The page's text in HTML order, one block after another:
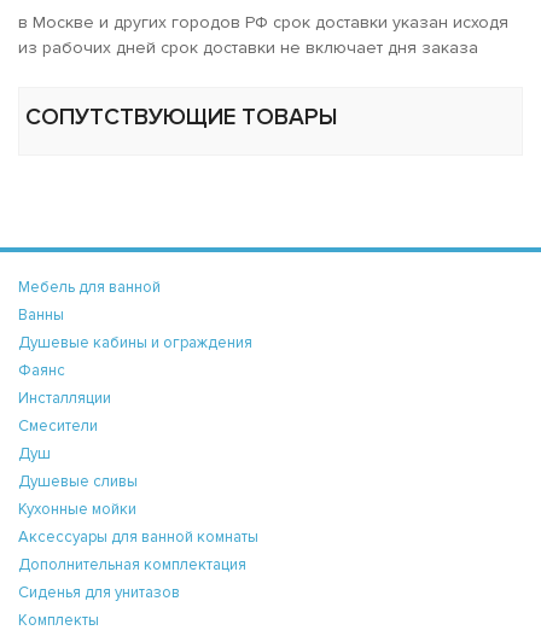
в Москве и других городов РФ срок доставки указан исходя
из рабочих дней срок доставки не включает дня заказа
СОПУТСТВУЮЩИЕ ТОВАРЫ
Мебель для ванной
Ванны
Душевые кабины и ограждения
Фаянс
Инсталляции
Смесители
Душ
Душевые сливы
Кухонные мойки
Аксессуары для ванной комнаты
Дополнительная комплектация
Сиденья для унитазов
Комплекты